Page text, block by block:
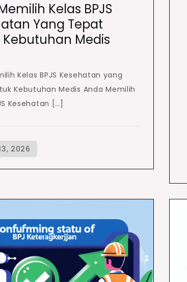
Kelas BPJS
Yang Tepat
Kebutuhan Medis
Kelas BPJS Kesehatan yang
Kebutuhan Medis Anda Memilih
Kesehatan […]